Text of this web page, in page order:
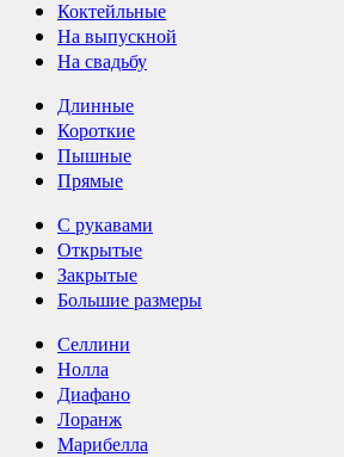
Коктейльные
На выпускной
На свадьбу
Длинные
Короткие
Пышные
Прямые
С рукавами
Открытые
Закрытые
Большие размеры
Селлини
Нолла
Диафано
Лоранж
Марибелла